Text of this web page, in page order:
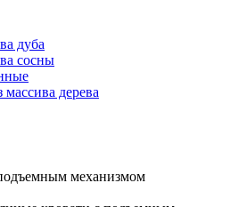
дуба
сосны
дерева
механизмом